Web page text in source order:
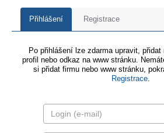
Přihlášení Registrace
Po přihlášení lze zdarma upravit,
profil nebo odkaz na www stránku.
si přidat firmu nebo www stránku,
Registrace.